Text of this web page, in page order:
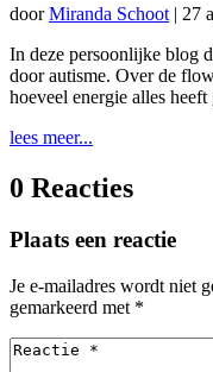
doorMiranda Schoot | 27
In deze persoonlijke blog
door autisme. Over de
hoeveel energie alles heeft
lees meer...
0 Reacties
Plaats een reactie
Je e-mailadres wordt niet
gemarkeerd met *